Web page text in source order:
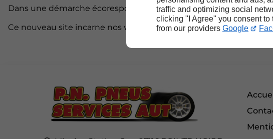
traffic and optimizing social
clicking "I Agree" you consent to
from our providers Google
Dans une démarche écoresponsable, nous avons optimisé
Ce nouveau site incarne nos valeurs et notre volonté d’allier